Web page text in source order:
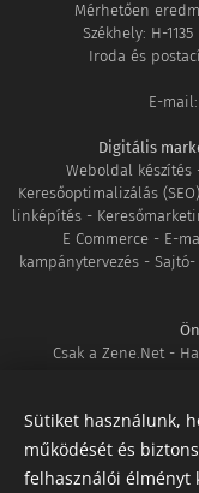
Mérhetően
Székhely: H-
Iroda és
E-mail:
Digitális
Weboldal készítés
Keresőoptimalizálás
linképítés -
E Commerce - E-
kampánytervezés -
Csak a Zene.Net -
Sütiket használunk,
működését és
felhasználói élményt